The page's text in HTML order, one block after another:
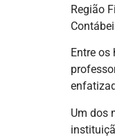
Região
Entre
Um dos